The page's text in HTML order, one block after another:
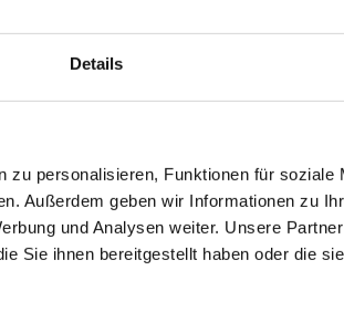
Details
zu personalisieren, Funktionen für soziale
Außerdem geben wir Informationen zu
und Analysen weiter. Unsere
Sie ihnen bereitgestellt haben oder die
Maklerprofil ansehen
Str. 4